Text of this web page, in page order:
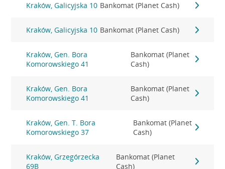
Kraków, Galicyjska 10 Bankomat (Planet Cash)
Kraków, Galicyjska 10 Bankomat (Planet Cash)
Kraków, Gen. Bora
Komorowskiego 41
Bankomat (Planet
Cash)
Kraków, Gen. Bora
Komorowskiego 41
Bankomat (Planet
Cash)
Kraków, Gen. T. Bora
Komorowskiego 37
Bankomat (Planet
Cash)
Kraków, Grzegórzecka
69B
Bankomat (Planet
Cash)